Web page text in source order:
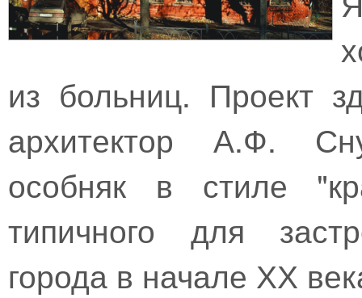
из больниц. Проект
архитектор А.Ф.
особняк в стиле
типичного для
города в начале ХХ